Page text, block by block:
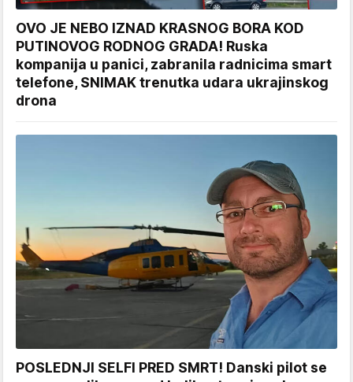
OVO JE NEBO IZNAD KRASNOG BORA KOD
PUTINOVOG RODNOG GRADA! Ruska
kompanija u panici, zabranila radnicima smart
telefone, SNIMAK trenutka udara ukrajinskog
drona
POSLEDNJI SELFI PRED SMRT! Danski pilot se